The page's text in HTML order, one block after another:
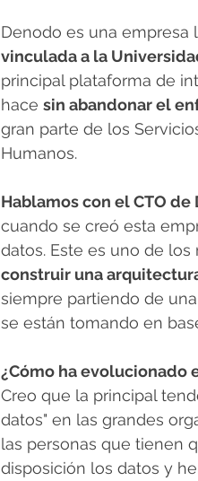
Denodo es una empresa
vinculada a la
principal plataforma de
hace sin abandonar el
gran parte de los
Humanos.
Hablamos con el CTO de
cuando se creó esta
datos. Este es uno de
construir una
siempre partiendo de
se están tomando en
¿Cómo ha evolucionado
Creo que la principal
datos" en las grandes
las personas que tienen
disposición los datos y